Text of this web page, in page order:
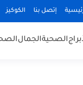
إتصل بنا الكوكيز
الصحيةالجمال